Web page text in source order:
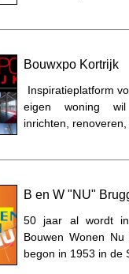
Bouwxpo Kortrijk
Inspiratieplatform
eigen woning wil
inrichten, renoveren,
B en W "NU"
50 jaar al wordt
Bouwen Wonen
begon in 1953 in de